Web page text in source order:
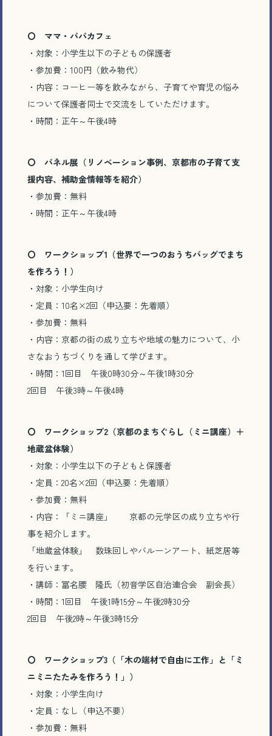
〇 ママ・パパカフェ
・対象：小学生以下の子どもの保護者
・参加費：100円（飲み物代）
・内容：コーヒー等を飲みながら、子育てや育児の悩み
について保護者同士で交流をしていただけます。
・時間：正午～午後4時
〇 パネル展（リノベーション事例、京都市の子育て支
援内容、補助金情報等を紹介）
・参加費：無料
・時間：正午～午後4時
〇 ワークショップ1（世界で一つのおうちバッグでまち
を作ろう！）
・対象：小学生向け
・定員：10名×2回（申込要：先着順）
・参加費：無料
・内容：京都の街の成り立ちや地域の魅力について、小
さなおうちづくりを通して学びます。
・時間：1回目 午後0時30分～午後1時30分
2回目 午後3時～午後4時
〇 ワークショップ2（京都のまちぐらし（ミニ講座）＋
地蔵盆体験）
・対象：小学生以下の子どもと保護者
・定員：20名×2回（申込要：先着順）
・参加費：無料
・内容：「ミニ講座」 京都の元学区の成り立ちや行
事を紹介します。
「地蔵盆体験」 数珠回しやバルーンアート、紙芝居等
を行います。
・講師：冨名腰 隆氏（初音学区自治連合会 副会長）
・時間：1回目 午後1時15分～午後2時30分
2回目 午後2時～午後3時15分
〇 ワークショップ3（「木の端材で自由に工作」と「ミ
ニミニたたみを作ろう！」）
・対象：小学生向け
・定員：なし（申込不要）
・参加費：無料